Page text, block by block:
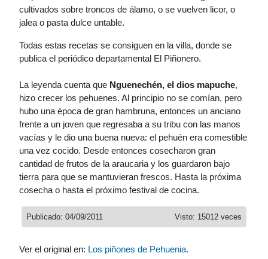
cultivados sobre troncos de álamo, o se vuelven licor, o
jalea o pasta dulce untable.
Todas estas recetas se consiguen en la villa, donde se
publica el periódico departamental El Piñonero.
La leyenda cuenta que Nguenechén, el dios mapuche,
hizo crecer los pehuenes. Al principio no se comían, pero
hubo una época de gran hambruna, entonces un anciano
frente a un joven que regresaba a su tribu con las manos
vacías y le dio una buena nueva: el pehuén era comestible
una vez cocido. Desde entonces cosecharon gran
cantidad de frutos de la araucaria y los guardaron bajo
tierra para que se mantuvieran frescos. Hasta la próxima
cosecha o hasta el próximo festival de cocina.
Visto: 15012 veces
Publicado: 04/09/2011
Ver el original en: Los piñones de Pehuenia.